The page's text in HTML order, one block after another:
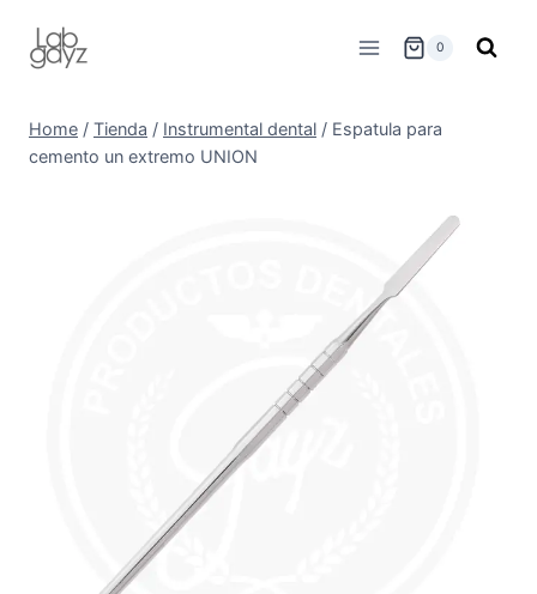
0
Home / Tienda / Instrumental dental / Espatula para
cemento un extremo UNION